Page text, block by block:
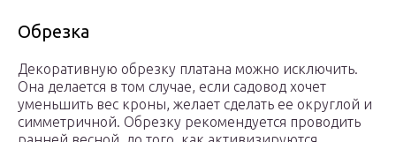
Обрезка
Декоративную обрезку платана можно исключить.
Она делается в том случае, если садовод хочет
уменьшить вес кроны, желает сделать ее округлой и
симметричной. Обрезку рекомендуется проводить